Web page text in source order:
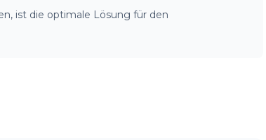
ist die optimale Lösung für den